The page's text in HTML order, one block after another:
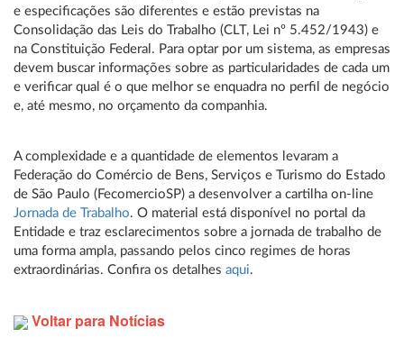
e especificações são diferentes e estão previstas na
Consolidação das Leis do Trabalho (CLT, Lei nº 5.452/1943) e
na Constituição Federal. Para optar por um sistema, as empresas
devem buscar informações sobre as particularidades de cada um
e verificar qual é o que melhor se enquadra no perfil de negócio
e, até mesmo, no orçamento da companhia.
A complexidade e a quantidade de elementos levaram a
Federação do Comércio de Bens, Serviços e Turismo do Estado
de São Paulo (FecomercioSP) a desenvolver a cartilha on-line
Jornada de Trabalho. O material está disponível no portal da
Entidade e traz esclarecimentos sobre a jornada de trabalho de
uma forma ampla, passando pelos cinco regimes de horas
extraordinárias. Confira os detalhes aqui.
Voltar para Notícias